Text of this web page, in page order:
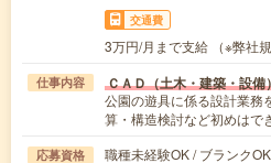
交通費
3万円/月まで支給 （※弊社規
仕事内容 ＣＡＤ（土木・建築・設備
公園の遊具に係る設計業
算・構造検討など初めは
応募資格
職種未経験OK / ブランク